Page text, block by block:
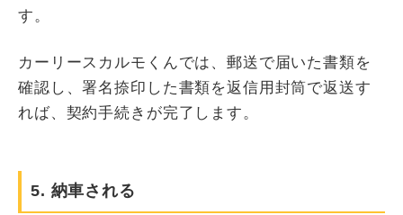
す。
カーリースカルモくんでは、郵送で届いた書類を
確認し、署名捺印した書類を返信用封筒で返送す
れば、契約手続きが完了します。
5. 納車される